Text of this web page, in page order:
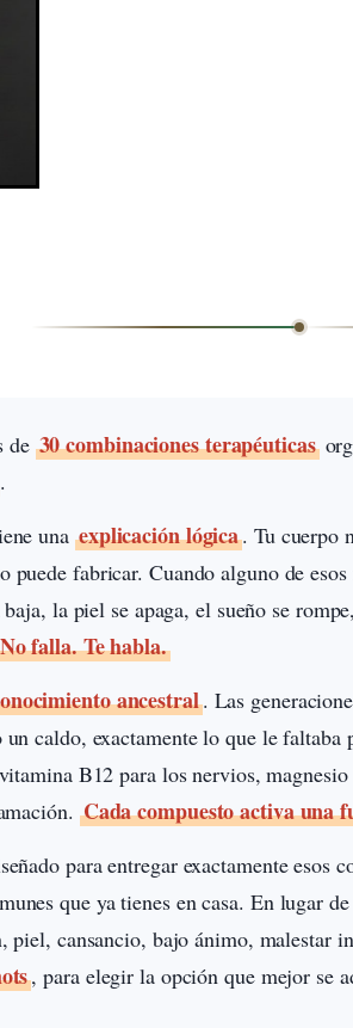
de 30 combinaciones terapéuticas
.
una explicación lógica. Tu cuerpo
puede fabricar. Cuando alguno de
la piel se apaga, el sueño se
No falla. Te habla.
ancestral. Las
caldo, exactamente lo que le
B12 para los nervios,
Cada compuesto activa una
para entregar exactamente esos
que ya tienes en casa. En lugar
cansancio, bajo ánimo, malestar
, para elegir la opción que mejor se